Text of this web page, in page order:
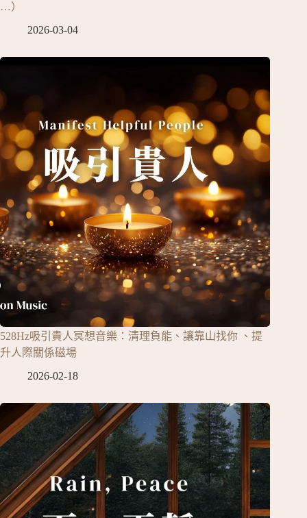
…）
2026-03-04
528Hz吸引貴人冥想音樂：清理負能、讓靠山找你 、提
升人際關係磁場
2026-02-18